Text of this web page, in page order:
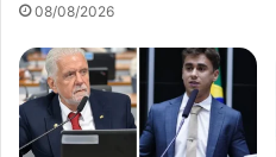
08/08/2026